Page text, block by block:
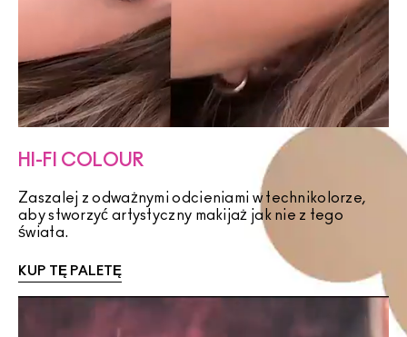
HI-FI COLOUR
Zaszalej z odważnymi odcieniami w technikolorze,
aby stworzyć artystyczny makijaż jak nie z tego
świata.
KUP TĘ PALETĘ